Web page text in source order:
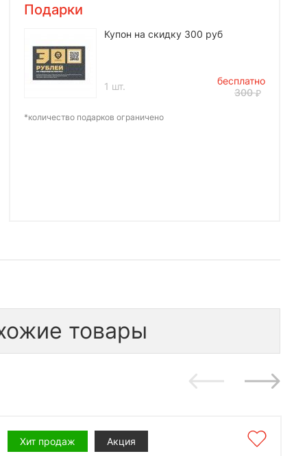
Подарки
Купон на скидку 300 руб
1 шт.
бесплатно
300
*количество подарков ограничено
товары
Хит продаж Акция